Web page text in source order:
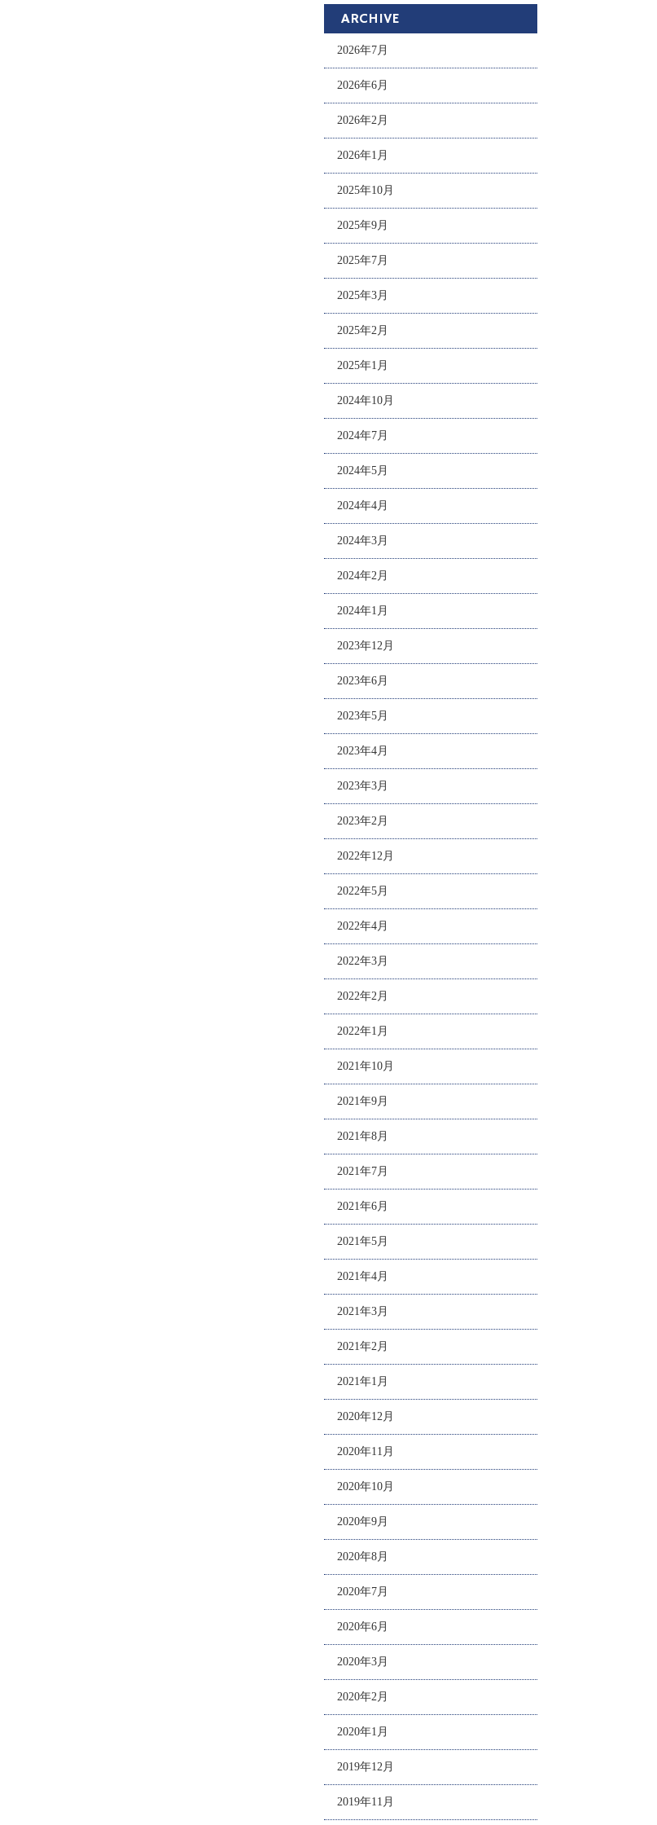
ARCHIVE
2026年7月
2026年6月
2026年2月
2026年1月
2025年10月
2025年9月
2025年7月
2025年3月
2025年2月
2025年1月
2024年10月
2024年7月
2024年5月
2024年4月
2024年3月
2024年2月
2024年1月
2023年12月
2023年6月
2023年5月
2023年4月
2023年3月
2023年2月
2022年12月
2022年5月
2022年4月
2022年3月
2022年2月
2022年1月
2021年10月
2021年9月
2021年8月
2021年7月
2021年6月
2021年5月
2021年4月
2021年3月
2021年2月
2021年1月
2020年12月
2020年11月
2020年10月
2020年9月
2020年8月
2020年7月
2020年6月
2020年3月
2020年2月
2020年1月
2019年12月
2019年11月